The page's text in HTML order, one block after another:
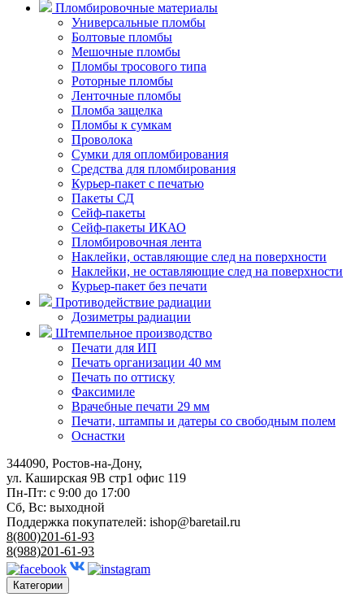
Пломбировочные материалы
Универсальные пломбы
Болтовые пломбы
Мешочные пломбы
Пломбы тросового типа
Роторные пломбы
Ленточные пломбы
Пломба защелка
Пломбы к сумкам
Проволока
Сумки для опломбирования
Средства для пломбирования
Курьер-пакет с печатью
Пакеты СД
Сейф-пакеты
Сейф-пакеты ИКАО
Пломбировочная лента
Наклейки, оставляющие след на поверхности
Наклейки, не оставляющие след на поверхности
Курьер-пакет без печати
Противодействие радиации
Дозиметры радиации
Штемпельное производство
Печати для ИП
Печать организации 40 мм
Печать по оттиску
Факсимиле
Врачебные печати 29 мм
Печати, штампы и датеры со свободным полем
Оснастки
344090, Ростов-на-Дону,
ул. Каширская 9В стр1 офис 119
Пн-Пт: с 9:00 до 17:00
Сб, Вс: выходной
Поддержка покупателей: ishop@baretail.ru
8(800)201-61-93
8(988)201-61-93
Категории